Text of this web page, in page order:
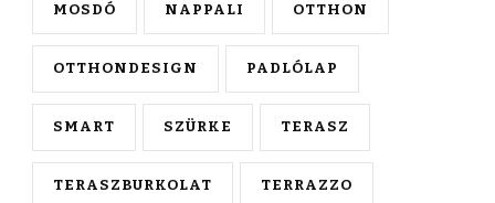
MOSDÓ NAPPALI OTTHON
OTTHONDESIGN PADLÓLAP
SMART SZÜRKE TERASZ
TERASZBURKOLAT TERRAZZO